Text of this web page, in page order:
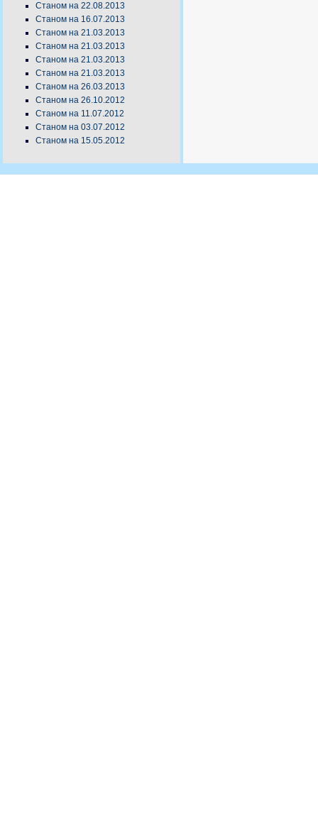
Станом на 22.08.2013
Станом на 16.07.2013
Станом на 21.03.2013
Станом на 21.03.2013
Станом на 21.03.2013
Станом на 21.03.2013
Станом на 26.03.2013
Станом на 26.10.2012
Станом на 11.07.2012
Станом на 03.07.2012
Станом на 15.05.2012